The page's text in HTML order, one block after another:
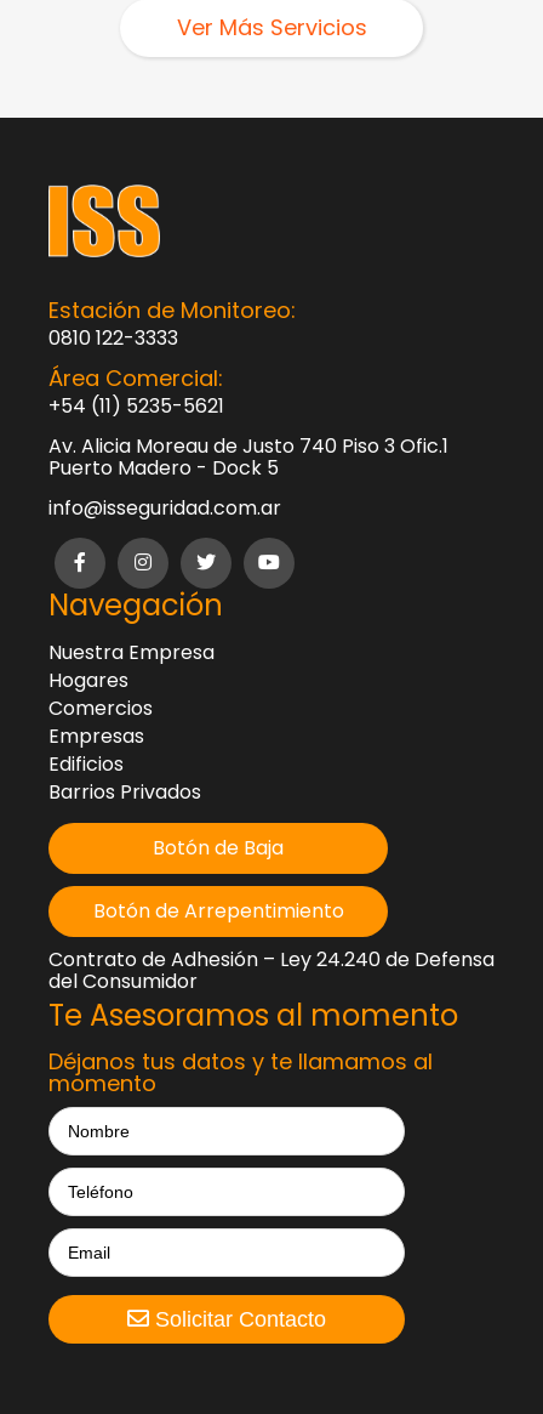
Ver Más Servicios
Estación de Monitoreo:
0810 122-3333
Área Comercial:
+54 (11) 5235-5621
Av. Alicia Moreau de Justo 740 Piso 3 Ofic.1
Puerto Madero - Dock 5
info@isseguridad.com.ar
Navegación
Nuestra Empresa
Hogares
Comercios
Empresas
Edificios
Barrios Privados
Botón de Baja
Botón de Arrepentimiento
Contrato de Adhesión – Ley 24.240 de Defensa
del Consumidor
Te Asesoramos al momento
Déjanos tus datos y te llamamos al
momento
Solicitar Contacto